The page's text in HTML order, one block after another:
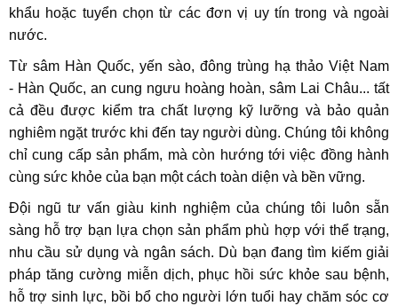
khẩu hoặc tuyển chọn từ các đơn vị uy tín trong và ngoài
nước.
Từ sâm Hàn Quốc, yến sào, đông trùng hạ thảo Việt Nam
- Hàn Quốc, an cung ngưu hoàng hoàn, sâm Lai Châu... tất
cả đều được kiểm tra chất lượng kỹ lưỡng và bảo quản
nghiêm ngặt trước khi đến tay người dùng. Chúng tôi không
chỉ cung cấp sản phẩm, mà còn hướng tới việc đồng hành
cùng sức khỏe của bạn một cách toàn diện và bền vững.
Đội ngũ tư vấn giàu kinh nghiệm của chúng tôi luôn sẵn
sàng hỗ trợ bạn lựa chọn sản phẩm phù hợp với thể trạng,
nhu cầu sử dụng và ngân sách. Dù bạn đang tìm kiếm giải
pháp tăng cường miễn dịch, phục hồi sức khỏe sau bệnh,
hỗ trợ sinh lực, bồi bổ cho người lớn tuổi hay chăm sóc cơ